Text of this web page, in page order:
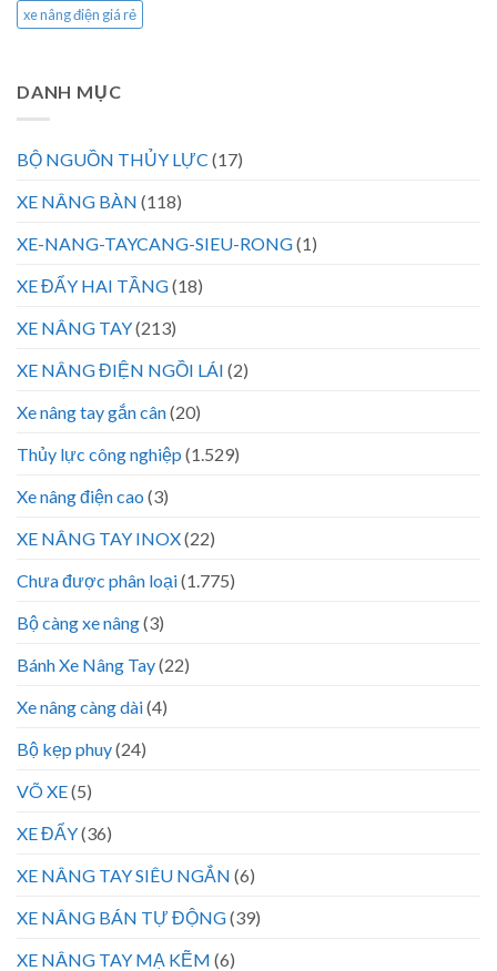
xe nâng điện giá rẻ
DANH MỤC
BỘ NGUỒN THỦY LỰC (17)
XE NÂNG BÀN (118)
XE-NANG-TAYCANG-SIEU-RONG(1)
XE ĐẨY HAI TẦNG(18)
XE NÂNG TAY(213)
XE NÂNG ĐIỆN NGỒI LÁI (2)
Xe nâng tay gắn cân(20)
Thủy lực công nghiệp (1.529)
Xe nâng điện cao (3)
XE NÂNG TAY INOX(22)
Chưa được phân loại(1.775)
Bộ càng xe nâng(3)
Bánh Xe Nâng Tay(22)
Xe nâng càng dài(4)
Bộ kẹp phuy(24)
VÕ XE(5)
XE ĐẨY(36)
XE NÂNG TAY SIÊU NGẮN (6)
XE NÂNG BÁN TỰ ĐỘNG(39)
XE NÂNG TAY MẠ KẼM (6)